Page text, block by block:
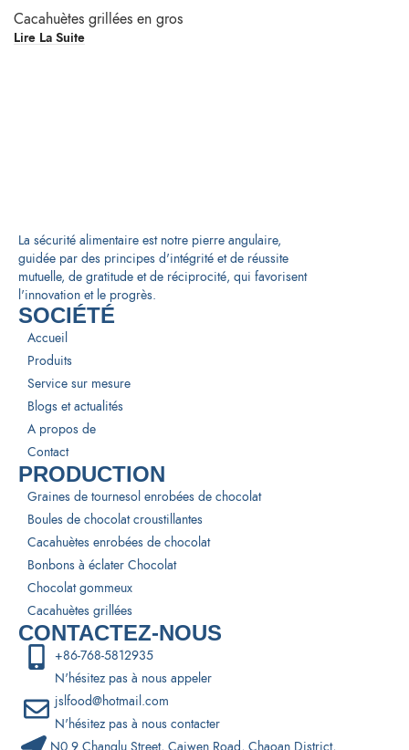
Cacahuètes grillées en gros
Lire La Suite
La sécurité alimentaire est notre pierre angulaire,
guidée par des principes d'intégrité et de réussite
mutuelle, de gratitude et de réciprocité, qui favorisent
l'innovation et le progrès.
SOCIÉTÉ
Accueil
Produits
Service sur mesure
Blogs et actualités
A propos de
Contact
PRODUCTION
Graines de tournesol enrobées de chocolat
Boules de chocolat croustillantes
Cacahuètes enrobées de chocolat
Bonbons à éclater Chocolat
Chocolat gommeux
Cacahuètes grillées
CONTACTEZ-NOUS
+86-768-5812935
N'hésitez pas à nous appeler
jslfood@hotmail.com
N'hésitez pas à nous contacter